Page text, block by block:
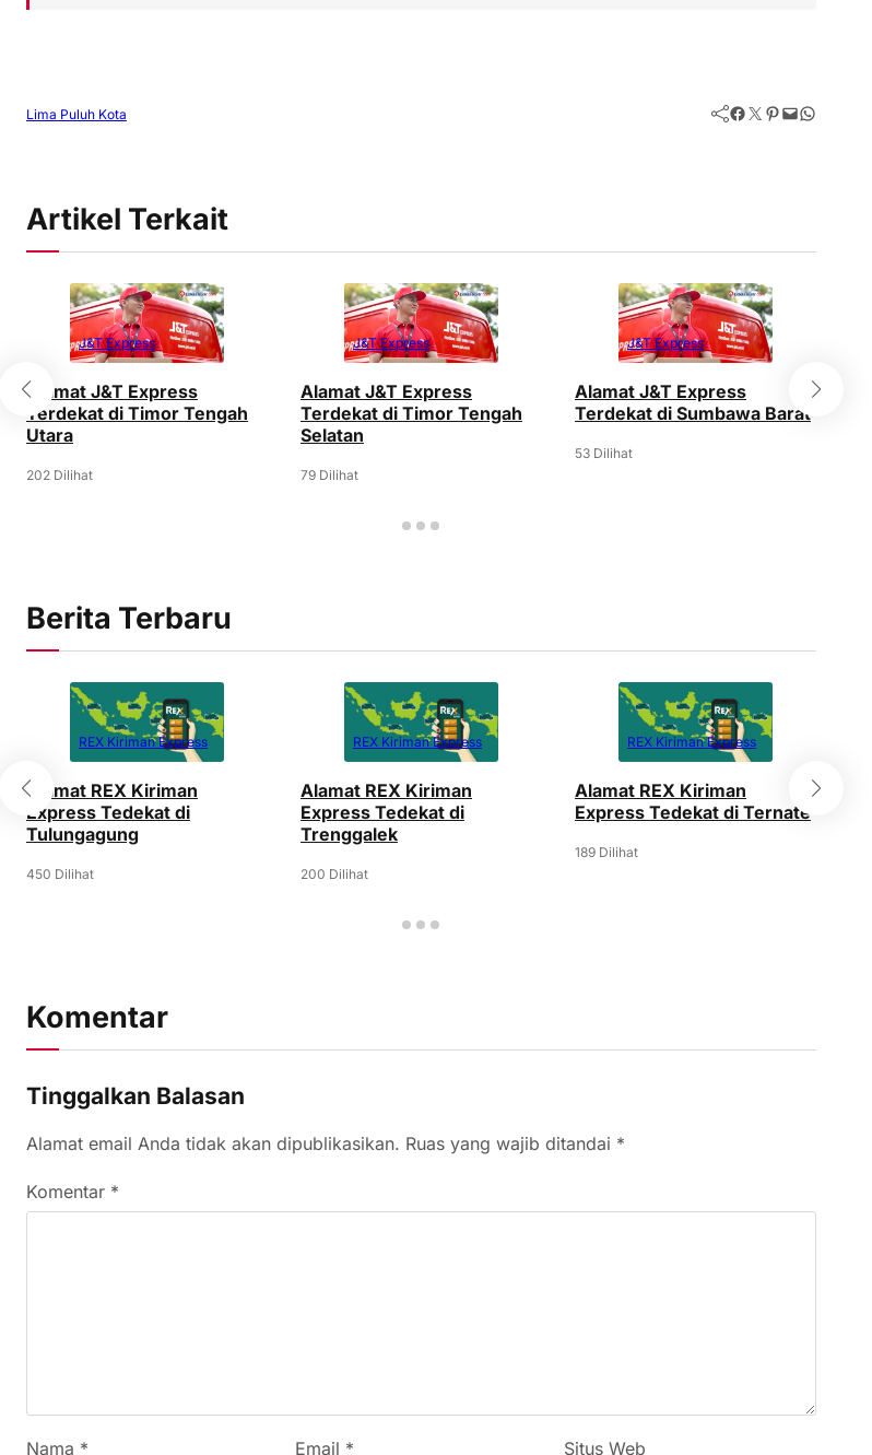
Lima Puluh Kota
Artikel Terkait
J&T Express
Alamat J&T Express
Terdekat di Timor Tengah
Utara
202 Dilihat
J&T Express
Alamat J&T Express
Terdekat di Timor Tengah
Selatan
79 Dilihat
J&T Express
Alamat J&T Express
Terdekat di Sumbawa Barat
53 Dilihat
Berita Terbaru
REX Kiriman Express
Alamat REX Kiriman
Express Tedekat di
Tulungagung
450 Dilihat
REX Kiriman Express
Alamat REX Kiriman
Express Tedekat di
Trenggalek
200 Dilihat
REX Kiriman Express
Alamat REX Kiriman
Express Tedekat di Ternate
189 Dilihat
Komentar
Tinggalkan Balasan
Alamat email Anda tidak akan dipublikasikan. Ruas yang wajib ditandai *
Komentar *
Nama * Email * Situs Web